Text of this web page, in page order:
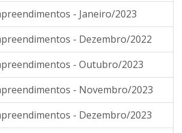
- Janeiro/2023
- Dezembro/2022
- Outubro/2023
- Novembro/2023
- Dezembro/2023